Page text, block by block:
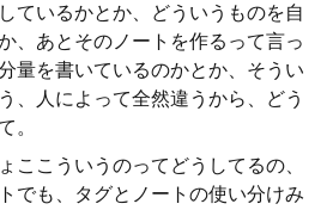
ているかとか、どういうものを自
、あとそのノートを作るって言っ
量を書いているのかとか、そうい
、人によって全然違うから、どう
。
ここういうのってどうしてるの、
でも、タグとノートの使い分けみ